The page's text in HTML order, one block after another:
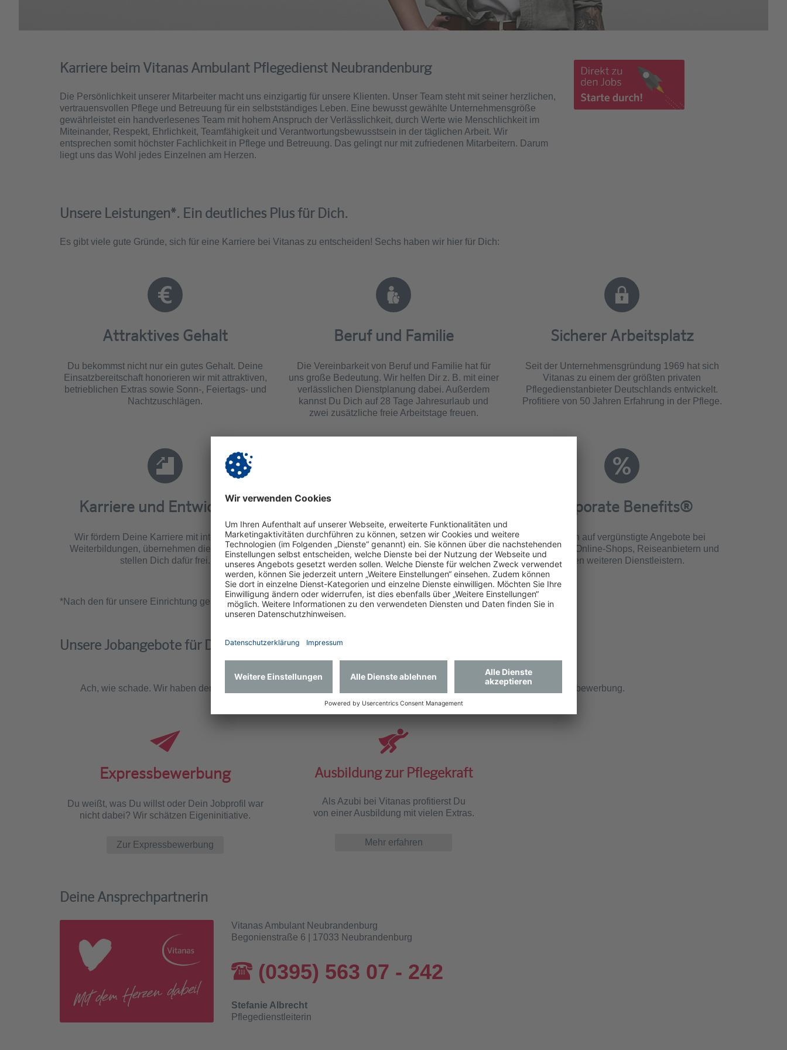
Karriere beim Vitanas Ambulant Pflegedienst Neubrandenburg
Die Persönlichkeit unserer Mitarbeiter macht uns einzigartig für unsere Klienten. Unser Team steht mit seiner herzlichen,
vertrauensvollen Pflege und Betreuung für ein selbstständiges Leben. Eine bewusst gewählte Unternehmensgröße
gewährleistet ein handverlesenes Team mit hohem Anspruch der Verlässlichkeit, durch Werte wie Menschlichkeit im
Miteinander, Respekt, Ehrlichkeit, Teamfähigkeit und Verantwortungsbewusstsein in der täglichen Arbeit. Wir
entsprechen somit höchster Fachlichkeit in Pflege und Betreuung. Das gelingt nur mit zufriedenen Mitarbeitern. Darum
liegt uns das Wohl jedes Einzelnen am Herzen.
Unsere Leistungen*. Ein deutliches Plus für Dich.
Es gibt viele gute Gründe, sich für eine Karriere bei Vitanas zu entscheiden! Sechs haben wir hier für Dich:
Attraktives Gehalt
Du bekommst nicht nur ein gutes Gehalt. Deine
Einsatzbereitschaft honorieren wir mit attraktiven,
betrieblichen Extras sowie Sonn-, Feiertags- und
Nachtzuschlägen.
Beruf und Familie
Die Vereinbarkeit von Beruf und Familie hat für
uns große Bedeutung. Wir helfen Dir z. B. mit einer
verlässlichen Dienstplanung dabei. Außerdem
kannst Du Dich auf 28 Tage Jahresurlaub und
zwei zusätzliche freie Arbeitstage freuen.
Sicherer Arbeitsplatz
Seit der Unternehmensgründung 1969 hat sich
Vitanas zu einem der größten privaten
Pflegedienstanbieter Deutschlands entwickelt.
Profitiere von 50 Jahren Erfahrung in der Pflege.
Karriere und Entwicklung
Wir fördern Deine Karriere mit interessanten
Weiterbildungen, übernehmen die Kosten und
stellen Dich dafür frei.
Herzliche Arbeitsatmosphäre
Ein engagiertes, kollegiales Team erwartet Dich
bei uns. Wir schätzen die Kompetenzen jedes
Einzelnen und unterstützen uns gegenseitig.
Corporate Benefits®
Freu Dich auf vergünstigte Angebote bei
Apotheken, Online-Shops, Reiseanbietern und
vielen weiteren Dienstleistern.
*Nach den für unsere Einrichtung geltenden Regelungen.
Unsere Jobangebote für Dich
Ach, wie schade. Wir haben derzeit leider kein Stellenangebot für Dich. Aber wir freuen uns jederzeit über Deine Initiativbewerbung.
Expressbewerbung
Du weißt, was Du willst oder Dein Jobprofil war
nicht dabei? Wir schätzen Eigeninitiative.
Zur Expressbewerbung
Ausbildung zur Pflegekraft
Als Azubi bei Vitanas profitierst Du
von einer Ausbildung mit vielen Extras.
Mehr erfahren
Deine Ansprechpartnerin
Vitanas Ambulant Neubrandenburg
Begonienstraße 6 | 17033 Neubrandenburg
(0395) 563 07 - 242
Stefanie Albrecht
Pflegedienstleiterin